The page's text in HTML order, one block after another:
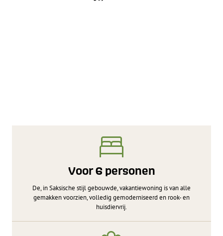
Voor 6 personen
De, in Saksische stijl gebouwde, vakantiewoning is van alle
gemakken voorzien, volledig gemoderniseerd en rook- en
huisdiervrij.